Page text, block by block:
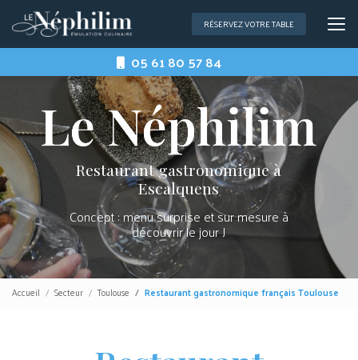
contenu
principal 05 61 80 57 84
RÉSERVEZ VOTRE TABLE
Restaurant gastronomique à
Escalquens
Concept : menu surprise et sur mesure à
découvrir le jour J
Accueil Secteur Toulouse Restaurant gastronomique français Toulouse